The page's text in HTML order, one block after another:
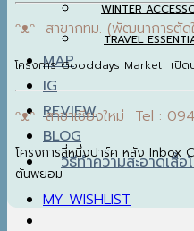
WINTER
TRAVEL
MAP
IG
REVIEW
BLOG
วิธีทำความสะอาดเสื้อ
MY WISHLIST
ᵔᴥᵔ สาขากทม. (พัฒนาการ
โครงการ Gooddays Market เปิด
ᵔᴥᵔ สาขาเชียงใหม่ Tel :
โครงการสี่หนึ่งปาร์ค หลัง Inbox
ต้นพยอม